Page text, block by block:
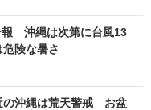
報 沖縄は次第に台風13
険な暑さ
沖縄は荒天警戒 お盆